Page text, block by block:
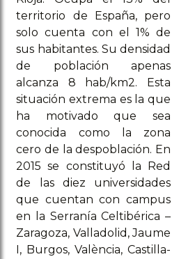
territorio de España, pero
solo cuenta con el 1% de
sus habitantes. Su densidad
de población apenas
alcanza 8 hab/km2. Esta
situación extrema es la que
ha motivado que sea
conocida como la zona
cero de la despoblación. En
2015 se constituyó la Red
de las diez universidades
que cuentan con campus
en la Serranía Celtibérica –
Zaragoza, Valladolid, Jaume
I, Burgos, València, Castilla-